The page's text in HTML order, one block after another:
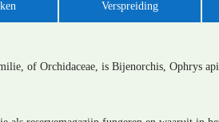
Verspreiding
of Orchidaceae, is Bijenorchis, Ophrys